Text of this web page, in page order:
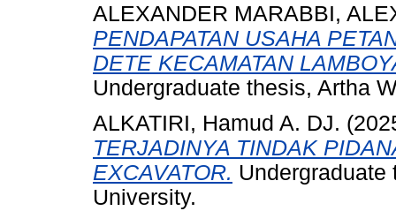
ALEXANDER MARABBI,
PENDAPATAN USAHA
DETE KECAMATAN
Undergraduate thesis, Artha
ALKATIRI, Hamud A. DJ.
TERJADINYA TINDAK
EXCAVATOR. Undergraduate
University.